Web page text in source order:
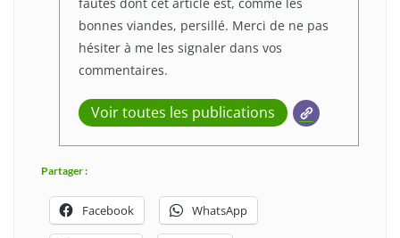
bonnes viandes, persillé. Merci de ne pas
hésiter à me les signaler dans vos
commentaires.
Voir toutes les publications
Partager :
Facebook WhatsApp